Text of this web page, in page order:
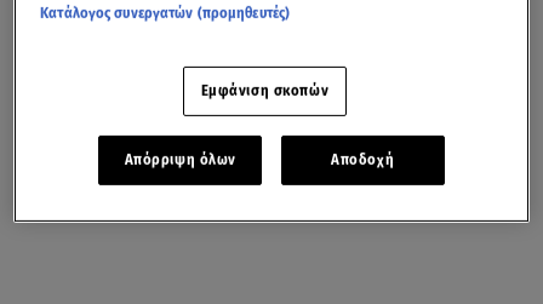
Κατάλογος συνεργατών (προμηθευτές)
Εμφάνιση σκοπών
Απόρριψη όλων Αποδοχή